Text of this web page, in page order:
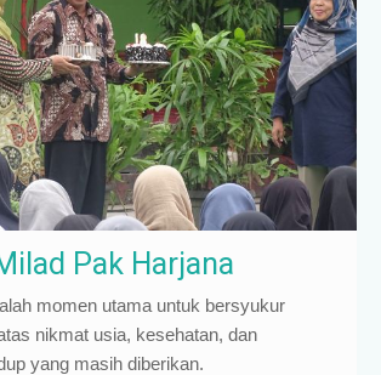
Pak Harjana
momen utama untuk bersyukur
nikmat usia, kesehatan, dan
yang masih diberikan.